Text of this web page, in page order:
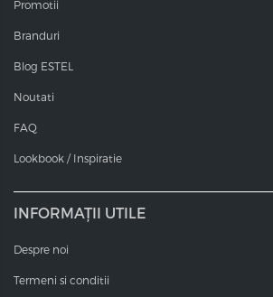
Promotii
Branduri
Blog ESTEL
Noutati
FAQ
Lookbook / Inspiratie
INFORMAȚII UTILE
Despre noi
Termeni si conditii